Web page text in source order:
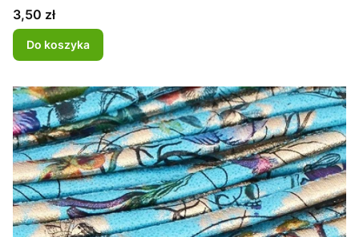
Cena
3,50 zł
Do koszyka